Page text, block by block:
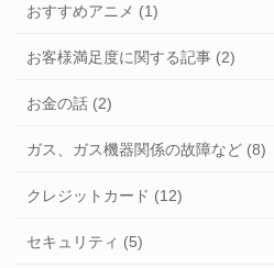
おすすめアニメ (1)
お客様満足度に関する記事 (2)
お金の話 (2)
ガス、ガス機器関係の故障など (8)
クレジットカード (12)
セキュリティ (5)